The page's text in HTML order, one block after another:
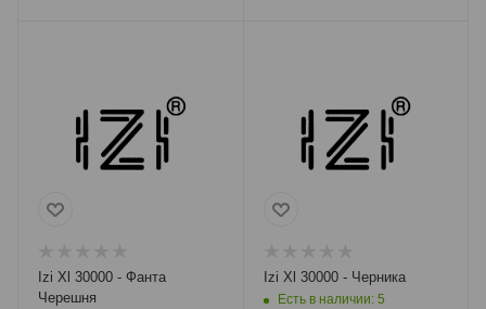
Izi Xl 30000 - Фанта
Черешня
Izi Xl 30000 - Черника
Есть в наличии: 5